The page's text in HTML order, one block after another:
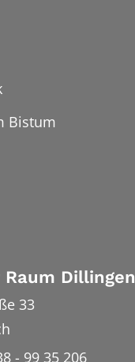
Bistum
Dillingen
33
- 99 35 206